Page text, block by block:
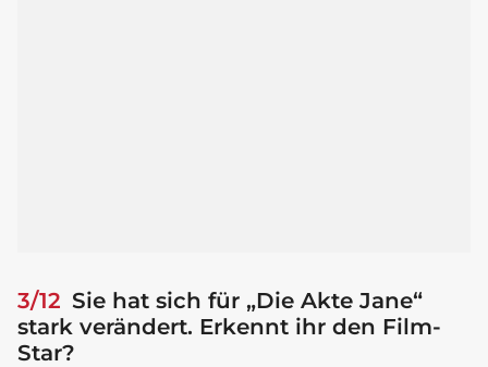
3/12 Sie hat sich für „Die Akte Jane“
stark verändert. Erkennt ihr den Film-
Star?